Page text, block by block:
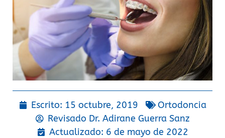
Escrito: 15 octubre, 2019
Ortodoncia
Revisado Dr. Adirane Guerra Sanz
Actualizado: 6 de mayo de 2022